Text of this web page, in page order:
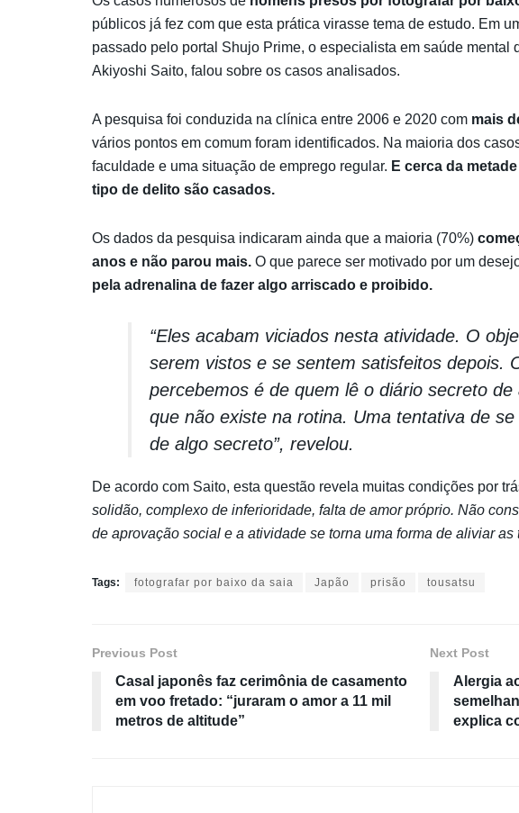
públicos já fez com que esta prática virasse tema de estudo. Em
passado pelo portal Shujo Prime, o especialista em saúde mental
Akiyoshi Saito, falou sobre os casos analisados.
A pesquisa foi conduzida na clínica entre 2006 e 2020 com mais
vários pontos em comum foram identificados. Na maioria dos
faculdade e uma situação de emprego regular. E cerca da
tipo de delito são casados.
Os dados da pesquisa indicaram ainda que a maioria (70%)
anos e não parou mais. O que parece ser motivado por um
pela adrenalina de fazer algo arriscado e proibido.
“Eles acabam viciados nesta atividade. O
serem vistos e se sentem satisfeitos depois.
percebemos é de quem lê o diário secreto
que não existe na rotina. Uma tentativa de
de algo secreto”, revelou.
De acordo com Saito, esta questão revela muitas condições por
solidão, complexo de inferioridade, falta de amor próprio. Não
de aprovação social e a atividade se torna uma forma de aliviar as
Tags: fotografar por baixo da saia Japão prisão tousatsu
Previous Post
Casal japonês faz cerimônia de casamento
em voo fretado: “juraram o amor a 11 mil
metros de altitude”
Next Post
Alergia
explica